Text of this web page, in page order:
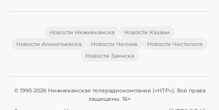
Новости Нижнекамска
Новости Казани
Новости Альметьевска
Новости Челнов
Новости Чистополя
Новости Заинска
© 1995-2026 Нижнекамская телерадиокомпания («НТР»). Все права
защищены. 16+